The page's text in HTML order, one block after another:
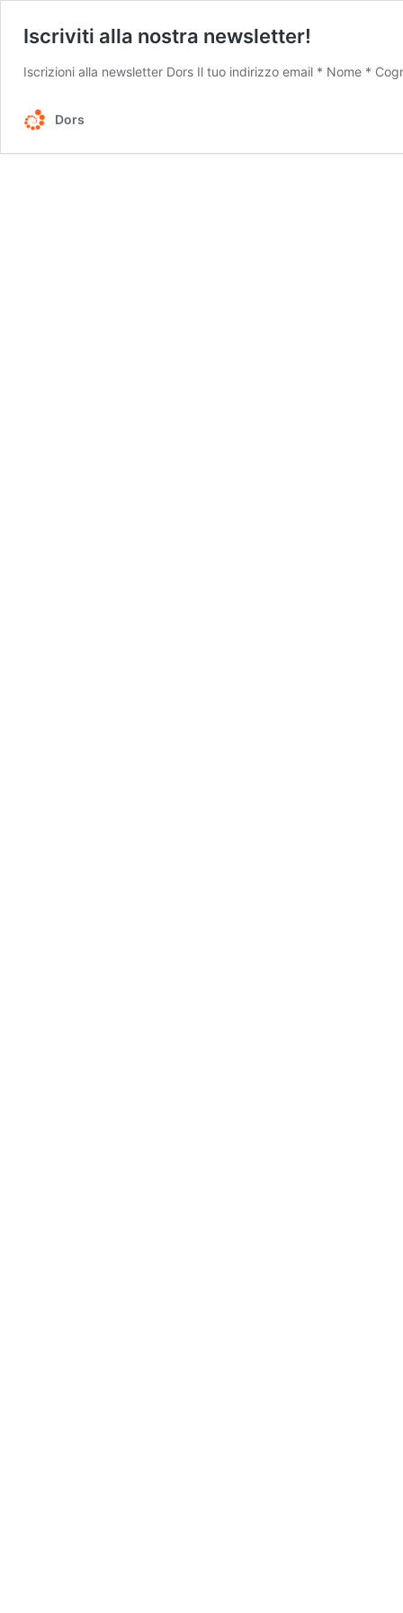
Iscriviti alla nostra newsletter!
Iscrizioni alla newsletter Dors Il tuo indirizzo email * Nome *
Dors